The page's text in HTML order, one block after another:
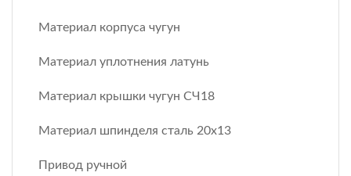
Материал корпуса чугун
Материал уплотнения латунь
Материал крышки чугун СЧ18
Материал шпинделя сталь 20х13
Привод ручной